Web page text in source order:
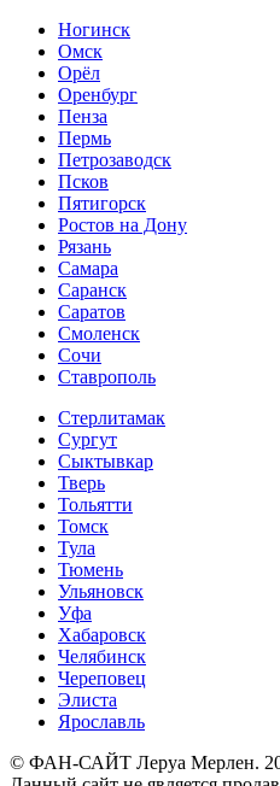
Ногинск
Омск
Орёл
Оренбург
Пенза
Пермь
Петрозаводск
Псков
Пятигорск
Ростов на Дону
Рязань
Самара
Саранск
Саратов
Смоленск
Сочи
Ставрополь
Стерлитамак
Сургут
Сыктывкар
Тверь
Тольятти
Томск
Тула
Тюмень
Ульяновск
Уфа
Хабаровск
Челябинск
Череповец
Элиста
Ярославль
© ФАН-САЙТ Леруа Мерлен.